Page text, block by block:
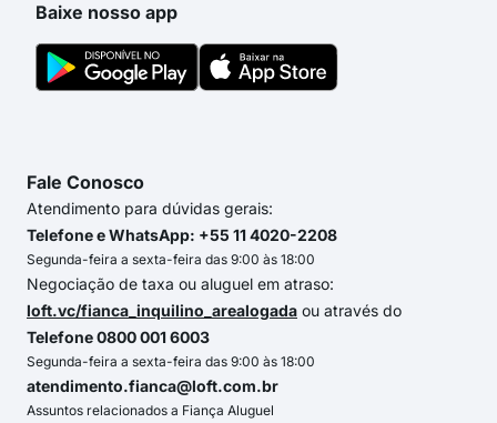
Baixe nosso app
Fale Conosco
Atendimento para dúvidas gerais:
Telefone e WhatsApp: +55 11 4020-2208
Segunda-feira a sexta-feira das 9:00 às 18:00
Negociação de taxa ou aluguel em atraso:
loft.vc/fianca_inquilino_arealogada ou através do
Telefone 0800 001 6003
Segunda-feira a sexta-feira das 9:00 às 18:00
atendimento.fianca@loft.com.br
Assuntos relacionados a Fiança Aluguel